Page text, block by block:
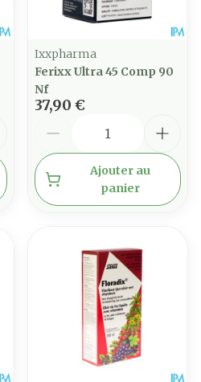
Ixxpharma
Ferixx Ultra 45 Comp 90
Nf
37,90 €
Ajouter au
panier